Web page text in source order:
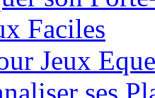
Faciles
Jeux
ses